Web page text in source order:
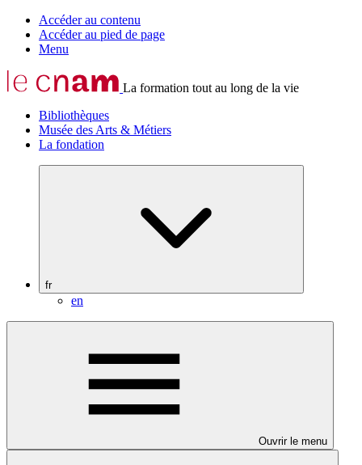
Accéder au contenu
Accéder au pied de page
Menu
La formation tout au long de la vie
Bibliothèques
Musée des Arts & Métiers
La fondation
fr
en
Ouvrir le menu